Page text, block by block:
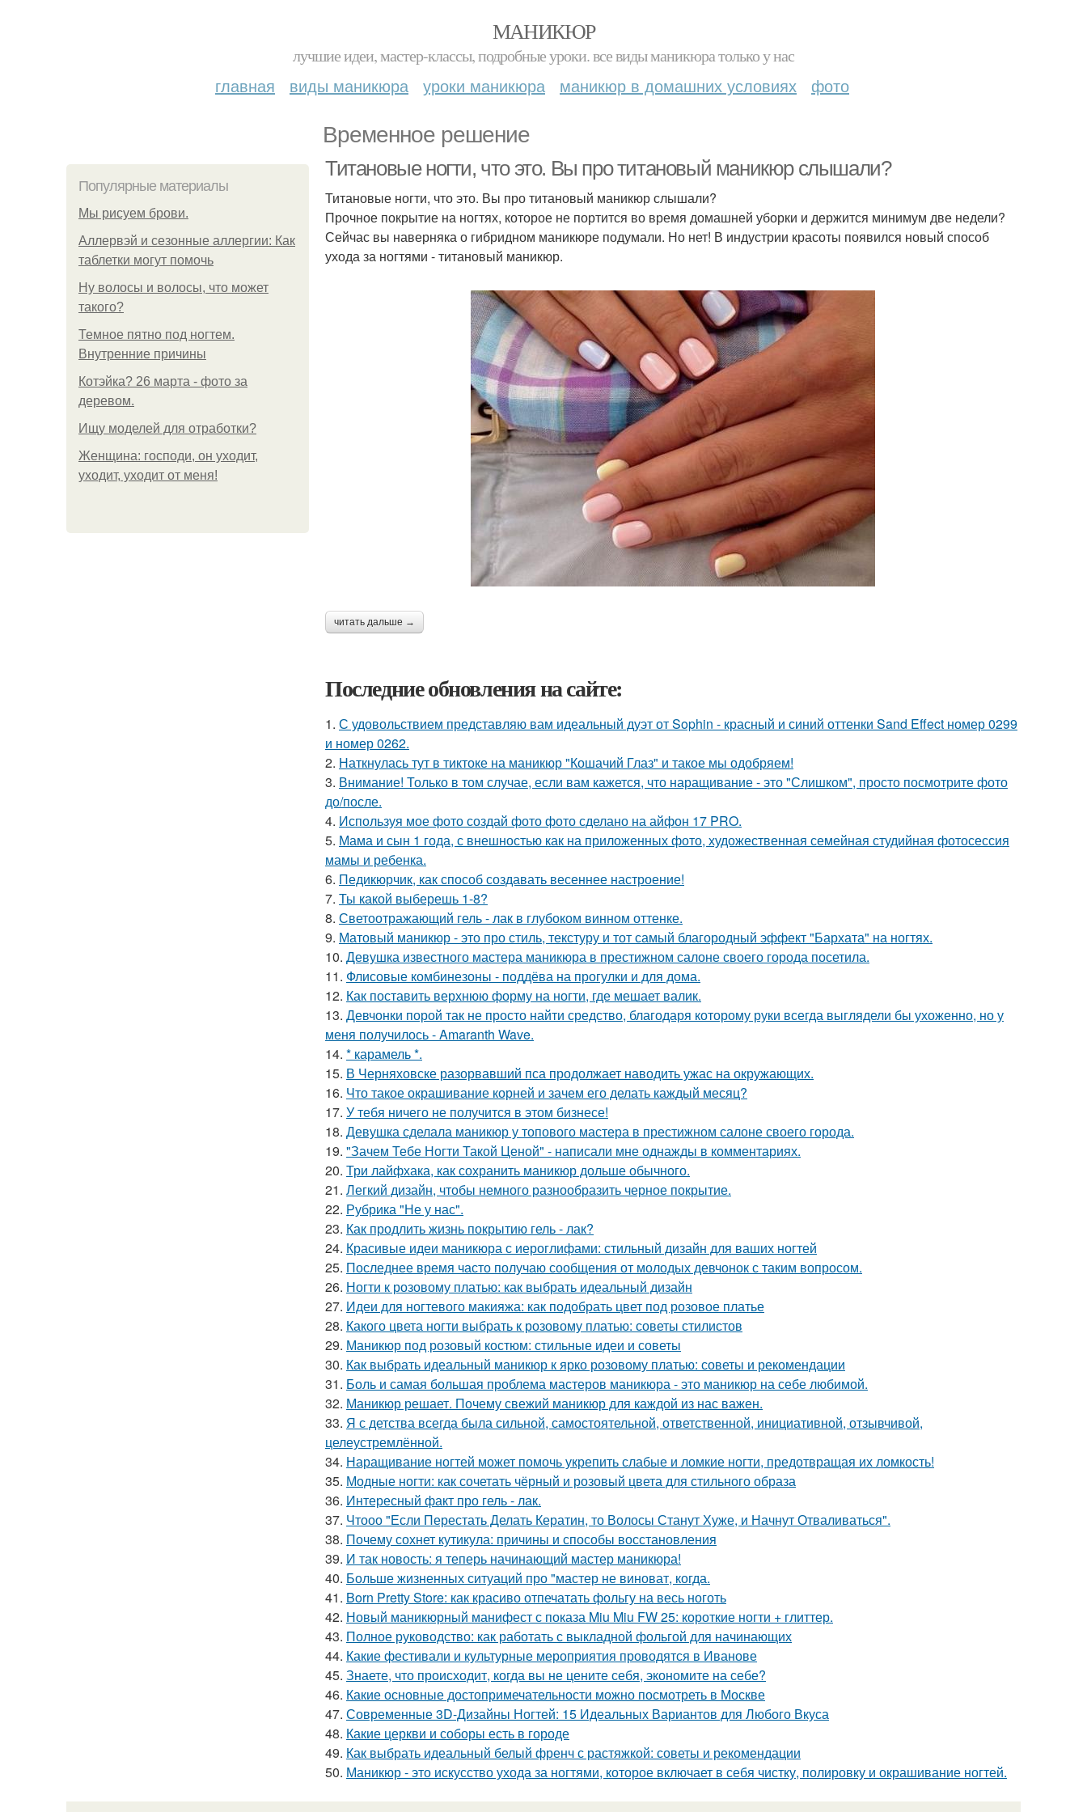
МАНИКЮР
лучшие идеи, мастер-классы, подробные уроки. все виды маникюра только у нас
главная виды маникюра уроки маникюра маникюр в домашних условиях фото
Временное решение
Популярные материалы
Мы рисуем брови.
Аллервэй и сезонные аллергии: Как
таблетки могут помочь
Ну волосы и волосы, что может
такого?
Темное пятно под ногтем.
Внутренние причины
Котэйка? 26 марта - фото за
деревом.
Ищу моделей для отработки?
Женщина: господи, он уходит,
уходит, уходит от меня!
Титановые ногти, что это. Вы про титановый маникюр слышали?
Титановые ногти, что это. Вы про титановый маникюр слышали?
Прочное покрытие на ногтях, которое не портится во время домашней уборки и держится минимум две недели?
Сейчас вы наверняка о гибридном маникюре подумали. Но нет! В индустрии красоты появился новый способ
ухода за ногтями - титановый маникюр.
читать дальше →
Последние обновления на сайте:
1. С удовольствием представляю вам идеальный дуэт от Sophin - красный и синий оттенки Sand Effect номер 0299
и номер 0262.
2. Наткнулась тут в тиктоке на маникюр "Кошачий Глаз" и такое мы одобряем!
3. Внимание! Только в том случае, если вам кажется, что наращивание - это "Слишком", просто посмотрите фото
до/после.
4. Используя мое фото создай фото фото сделано на айфон 17 PRO.
5. Мама и сын 1 года, с внешностью как на приложенных фото, художественная семейная студийная фотосессия
мамы и ребенка.
6. Педикюрчик, как способ создавать весеннее настроение!
7. Ты какой выберешь 1-8?
8. Светоотражающий гель - лак в глубоком винном оттенке.
9. Матовый маникюр - это про стиль, текстуру и тот самый благородный эффект "Бархата" на ногтях.
10. Девушка известного мастера маникюра в престижном салоне своего города посетила.
11. Флисовые комбинезоны - поддёва на прогулки и для дома.
12. Как поставить верхнюю форму на ногти, где мешает валик.
13. Девчонки порой так не просто найти средство, благодаря которому руки всегда выглядели бы ухоженно, но у
меня получилось - Amaranth Wave.
14. * карамель *.
15. В Черняховске разорвавший пса продолжает наводить ужас на окружающих.
16. Что такое окрашивание корней и зачем его делать каждый месяц?
17. У тебя ничего не получится в этом бизнесе!
18. Девушка сделала маникюр у топового мастера в престижном салоне своего города.
19. "Зачем Тебе Ногти Такой Ценой" - написали мне однажды в комментариях.
20. Три лайфхака, как сохранить маникюр дольше обычного.
21. Легкий дизайн, чтобы немного разнообразить черное покрытие.
22. Рубрика "Не у нас".
23. Как продлить жизнь покрытию гель - лак?
24. Красивые идеи маникюра с иероглифами: стильный дизайн для ваших ногтей
25. Последнее время часто получаю сообщения от молодых девчонок с таким вопросом.
26. Ногти к розовому платью: как выбрать идеальный дизайн
27. Идеи для ногтевого макияжа: как подобрать цвет под розовое платье
28. Какого цвета ногти выбрать к розовому платью: советы стилистов
29. Маникюр под розовый костюм: стильные идеи и советы
30. Как выбрать идеальный маникюр к ярко розовому платью: советы и рекомендации
31. Боль и самая большая проблема мастеров маникюра - это маникюр на себе любимой.
32. Маникюр решает. Почему свежий маникюр для каждой из нас важен.
33. Я с детства всегда была сильной, самостоятельной, ответственной, инициативной, отзывчивой,
целеустремлённой.
34. Наращивание ногтей может помочь укрепить слабые и ломкие ногти, предотвращая их ломкость!
35. Модные ногти: как сочетать чёрный и розовый цвета для стильного образа
36. Интересный факт про гель - лак.
37. Чтооо "Если Перестать Делать Кератин, то Волосы Станут Хуже, и Начнут Отваливаться".
38. Почему сохнет кутикула: причины и способы восстановления
39. И так новость: я теперь начинающий мастер маникюра!
40. Больше жизненных ситуаций про "мастер не виноват, когда.
41. Born Pretty Store: как красиво отпечатать фольгу на весь ноготь
42. Новый маникюрный манифест с показа Miu Miu FW 25: короткие ногти + глиттер.
43. Полное руководство: как работать с выкладной фольгой для начинающих
44. Какие фестивали и культурные мероприятия проводятся в Иванове
45. Знаете, что происходит, когда вы не цените себя, экономите на себе?
46. Какие основные достопримечательности можно посмотреть в Москве
47. Современные 3D-Дизайны Ногтей: 15 Идеальных Вариантов для Любого Вкуса
48. Какие церкви и соборы есть в городе
49. Как выбрать идеальный белый френч с растяжкой: советы и рекомендации
50. Маникюр - это искусство ухода за ногтями, которое включает в себя чистку, полировку и окрашивание ногтей.